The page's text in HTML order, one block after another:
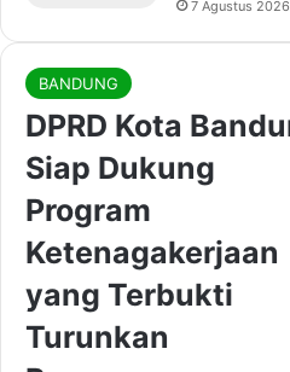
7 Agustus 2026